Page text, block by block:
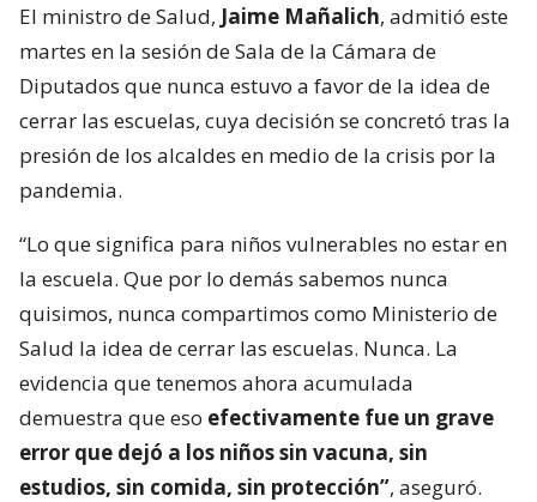
El ministro de Salud, Jaime Mañalich, admitió este
martes en la sesión de Sala de la Cámara de
Diputados que nunca estuvo a favor de la idea de
cerrar las escuelas, cuya decisión se concretó tras la
presión de los alcaldes en medio de la crisis por la
pandemia.
“Lo que significa para niños vulnerables no estar en
la escuela. Que por lo demás sabemos nunca
quisimos, nunca compartimos como Ministerio de
Salud la idea de cerrar las escuelas. Nunca. La
evidencia que tenemos ahora acumulada
demuestra que eso efectivamente fue un grave
error que dejó a los niños sin vacuna, sin
estudios, sin comida, sin protección”, aseguró.